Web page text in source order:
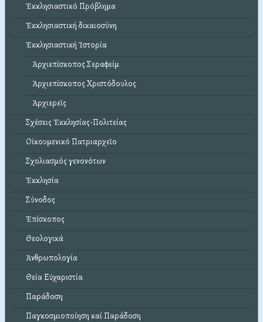
Ἐκκλησιαστικό Πρόβλημα
Ἐκκλησιαστική δικαιοσύνη
Ἐκκλησιαστική Ἱστορία
Ἀρχιεπίσκοπος Σεραφείμ
Ἀρχιεπίσκοπος Χριστόδουλος
Ἀρχιερεῖς
Σχέσεις Ἐκκλησίας-Πολιτείας
Οἰκουμενικό Πατριαρχεῖο
Σχολιασμός γενονότων
Ἐκκλησία
Σύνοδος
Ἐπίσκοπος
Θεολογικά
Ἀνθρωπολογία
Θεία Εὐχαριστία
Παράδοση
Παγκοσμιοποίηση καί Παράδοση